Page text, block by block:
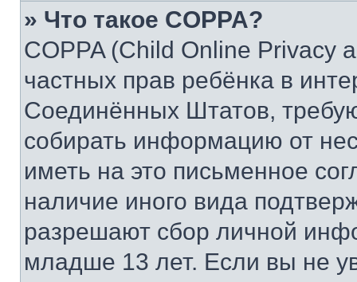
» Что такое COPPA?
COPPA (Child Online Privacy
частных прав ребёнка в
Соединённых Штатов,
собирать информацию от
иметь на это письменное
наличие иного вида
разрешают сбор личной
младше 13 лет. Если вы не